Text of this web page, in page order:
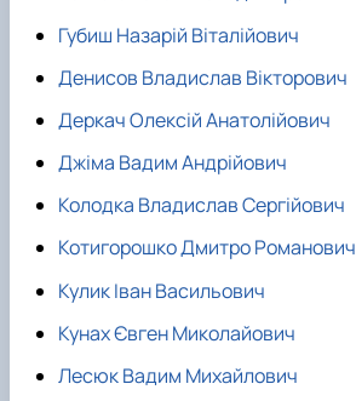
Губиш Назарій Віталійович
Денисов Владислав Вікторович
Деркач Олексій Анатолійович
Джіма Вадим Андрійович
Колодка Владислав Сергійович
Котигорошко Дмитро Романович
Кулик Іван Васильович
Кунах Євген Миколайович
Лесюк Вадим Михайлович